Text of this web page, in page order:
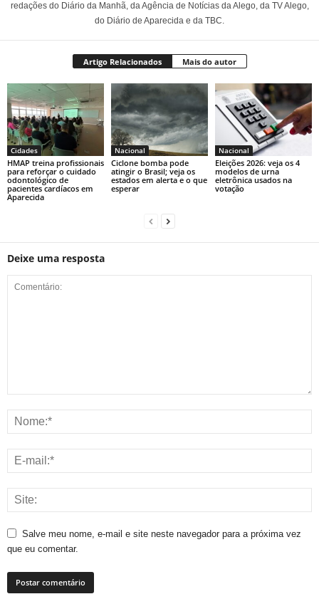
redações do Diário da Manhã, da Agência de Notícias da Alego, da TV Alego,
do Diário de Aparecida e da TBC.
Artigo Relacionados Mais do autor
Cidades
HMAP treina profissionais
para reforçar o cuidado
odontológico de
pacientes cardíacos em
Aparecida
Nacional
Ciclone bomba pode
atingir o Brasil; veja os
estados em alerta e o que
esperar
Nacional
Eleições 2026: veja os 4
modelos de urna
eletrônica usados na
votação
Deixe uma resposta
Salve meu nome, e-mail e site neste navegador para a próxima vez
que eu comentar.